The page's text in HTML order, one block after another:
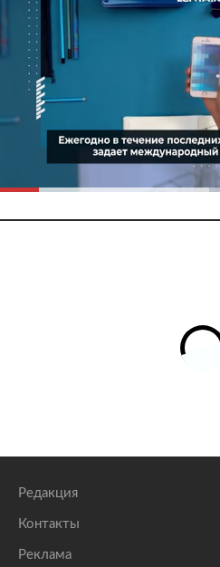
Редакция
Контакты
Реклама